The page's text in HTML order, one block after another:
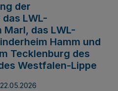
der
LWL-
das LWL-
Hamm und
Tecklenburg des
Westfalen-Lippe
22.05.2026